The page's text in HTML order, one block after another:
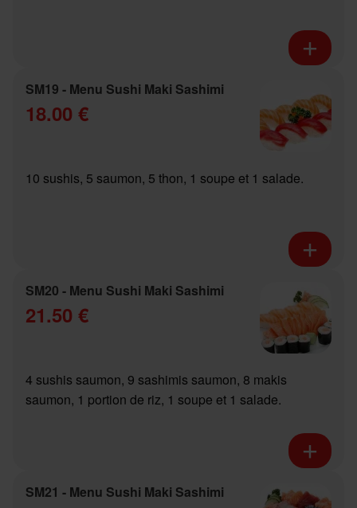
SM19 - Menu Sushi Maki Sashimi
18.00 €
10 sushis, 5 saumon, 5 thon, 1 soupe et 1 salade.
SM20 - Menu Sushi Maki Sashimi
21.50 €
4 sushis saumon, 9 sashimis saumon, 8 makis
saumon, 1 portion de riz, 1 soupe et 1 salade.
SM21 - Menu Sushi Maki Sashimi